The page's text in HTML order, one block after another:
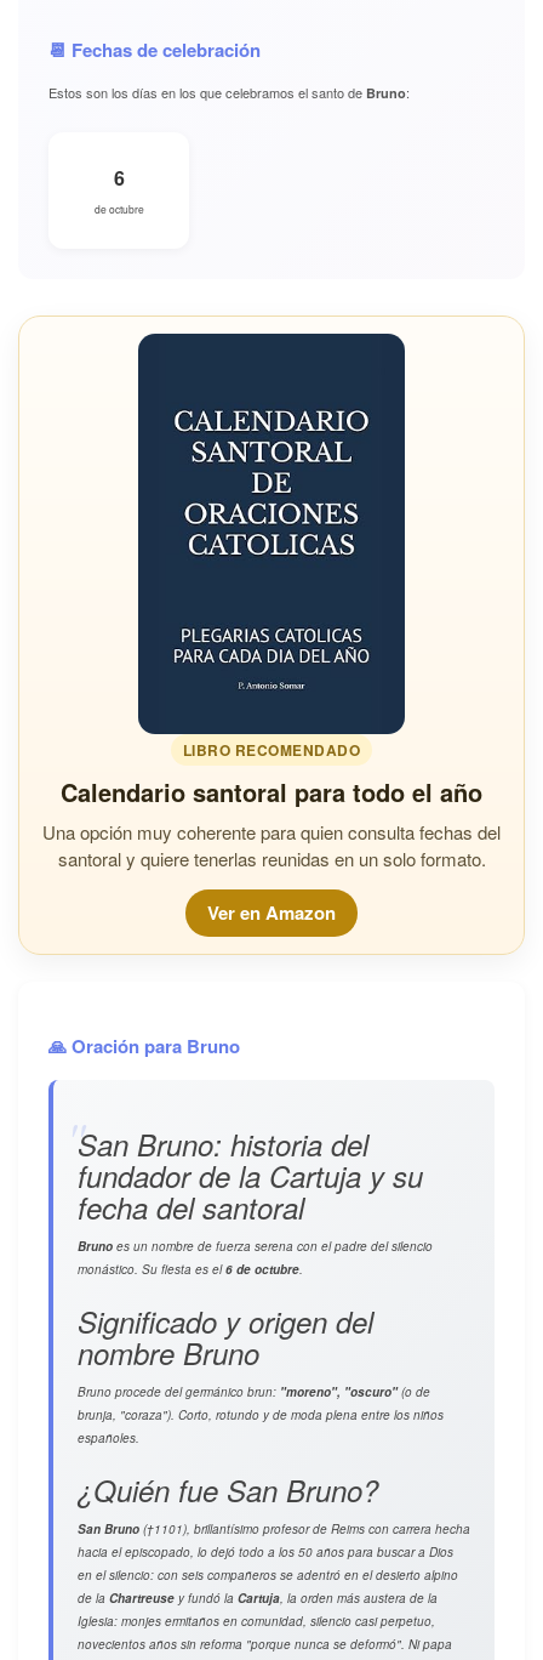
📆 Fechas de celebración
Estos son los días en los que celebramos el santo de Bruno:
6
de octubre
LIBRO RECOMENDADO
Calendario santoral para todo el año
Una opción muy coherente para quien consulta fechas del
santoral y quiere tenerlas reunidas en un solo formato.
Ver en Amazon
🙏 Oración para Bruno
San Bruno: historia del
fundador de la Cartuja y su
fecha del santoral
Bruno es un nombre de fuerza serena con el padre del silencio
monástico. Su fiesta es el6 de octubre.
Significado y origen del
nombre Bruno
Bruno procede del germánico brun: "moreno", "oscuro"(o de
brunja, "coraza"). Corto, rotundo y de moda plena entre los niños
españoles.
¿Quién fue San Bruno?
San Bruno (†1101), brillantísimo profesor de Reims con carrera hecha
hacia el episcopado, lo dejó todo a los 50 años para buscar a Dios
en el silencio: con seis compañeros se adentró en el desierto alpino
de la Chartreuse y fundó la Cartuja, la orden más austera de la
Iglesia: monjes ermitaños en comunidad, silencio casi perpetuo,
novecientos años sin reforma "porque nunca se deformó". Ni papa